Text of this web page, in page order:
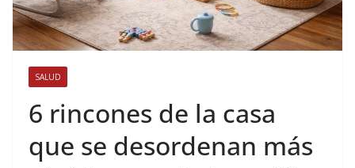
SALUD
6 rincones de la casa
que se desordenan más